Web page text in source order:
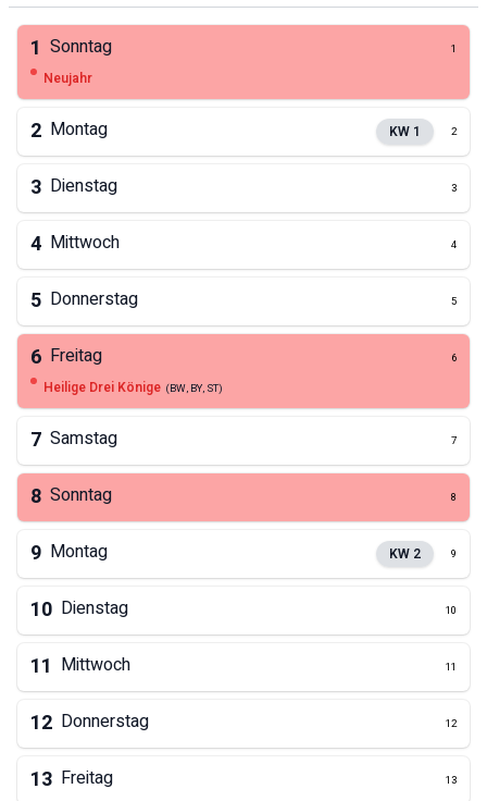
1 Sonntag 1
Neujahr
2 Montag KW 1 2
3 Dienstag 3
4 Mittwoch 4
5 Donnerstag 5
6 Freitag 6
Heilige Drei Könige (BW, BY, ST)
7 Samstag 7
8 Sonntag 8
9 Montag KW 2 9
10 Dienstag 10
11 Mittwoch 11
12 Donnerstag 12
13 Freitag 13